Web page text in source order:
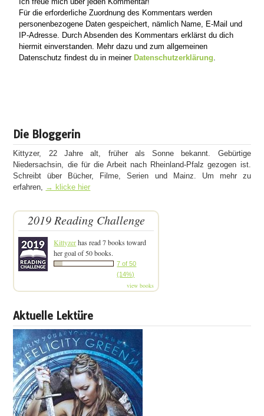
Für die erforderliche Zuordnung des Kommentars werden
personenbezogene Daten gespeichert, nämlich Name, E-Mail und
IP-Adresse. Durch Absenden des Kommentars erklärst du dich
hiermit einverstanden. Mehr dazu und zum allgemeinen
Datenschutz findest du in meiner Datenschutzerklärung.
Die Bloggerin
Kittyzer, 22 Jahre alt, früher als Sonne bekannt. Gebürtige
Niedersachsin, die für die Arbeit nach Rheinland-Pfalz gezogen ist.
Schreibt über Bücher, Filme, Serien und Mainz. Um mehr zu
erfahren, → klicke hier
2019 Reading Challenge
Kittyzerhas read 7 books toward
her goal of 50 books.
7 of 50
(14%)
view books
Aktuelle Lektüre